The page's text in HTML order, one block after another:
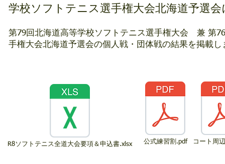
学校ソフトテニス選手権大会北海道予選
第79回北海道高等学校ソフトテニス選手権大会 兼 第
手権大会北海道予選会の個人戦・団体戦の結果を掲載し
R8ソフトテニス全道大会要項＆申込書.xlsx 公式練習割.pdf コート周